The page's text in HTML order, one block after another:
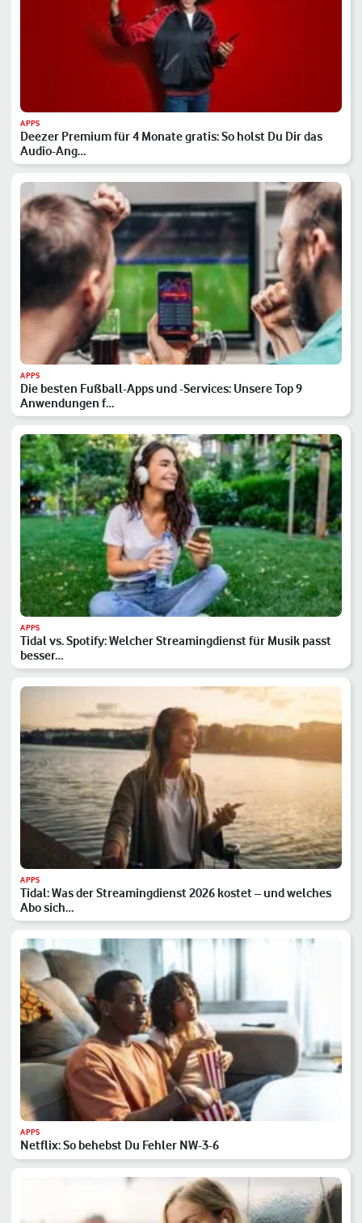
APPS
Deezer Premium für 4 Monate gratis: So holst Du Dir das
Audio-Ang…
APPS
Die besten Fußball-Apps und -Services: Unsere Top 9
Anwendungen f…
APPS
Tidal vs. Spotify: Welcher Streamingdienst für Musik passt
besser…
APPS
Tidal: Was der Streamingdienst 2026 kostet – und welches
Abo sich…
APPS
Netflix: So behebst Du Fehler NW-3-6